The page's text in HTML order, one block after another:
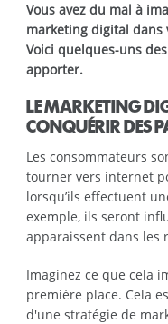
Vous avez du mal à
marketing digital dans
Voici quelques-uns
apporter.
LE MARKETING
CONQUÉRIR DES
Les consommateurs
tourner vers internet
lorsqu’ils effectuent
exemple, ils seront
apparaissent dans les
Imaginez ce que cela
première place. Cela
d'une stratégie de